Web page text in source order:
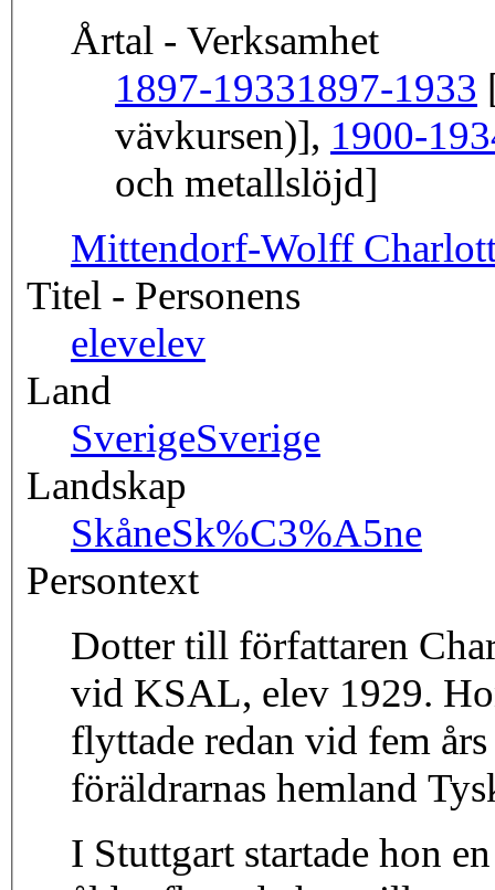
Årtal - Verksamhet
1897-19331897-1933
vävkursen)], 1900-
och metallslöjd]
Mittendorf-Wolff
Titel - Personens
elevelev
Land
SverigeSverige
Landskap
SkåneSk%C3%A5ne
Persontext
Dotter till författaren
vid KSAL, elev 1929.
flyttade redan vid fem
föräldrarnas hemland
I Stuttgart startade hon